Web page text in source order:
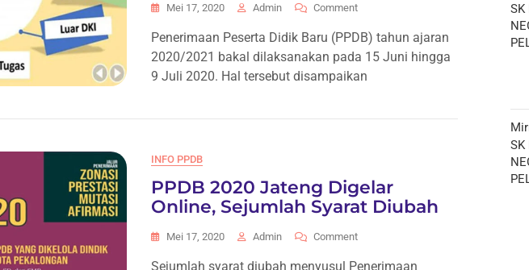
Mei 17, 2020 Admin CommentOn
Di
Jakarta
Dibuka
Pendaftaran
Penerimaan Peserta Didik Baru (PPDB) tahun ajaran
2020/2021 bakal dilaksanakan pada 15 Juni hingga
9 Juli 2020. Hal tersebut disampaikan
INFO PPDB
PPDB 2020 Jateng Digelar
Online, Sejumlah Syarat Diubah
Mei 17, 2020 Admin CommentOn
Sejumlah syarat diubah menyusul Penerimaan
SK
SK